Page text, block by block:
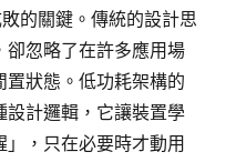
的關鍵。傳統的設計思
卻忽略了在許多應用場
狀態。低功耗架構的
設計邏輯，它讓裝置學
，只在必要時才動用